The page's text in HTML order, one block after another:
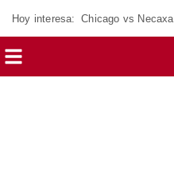
Hoy interesa: Chicago vs Necaxa